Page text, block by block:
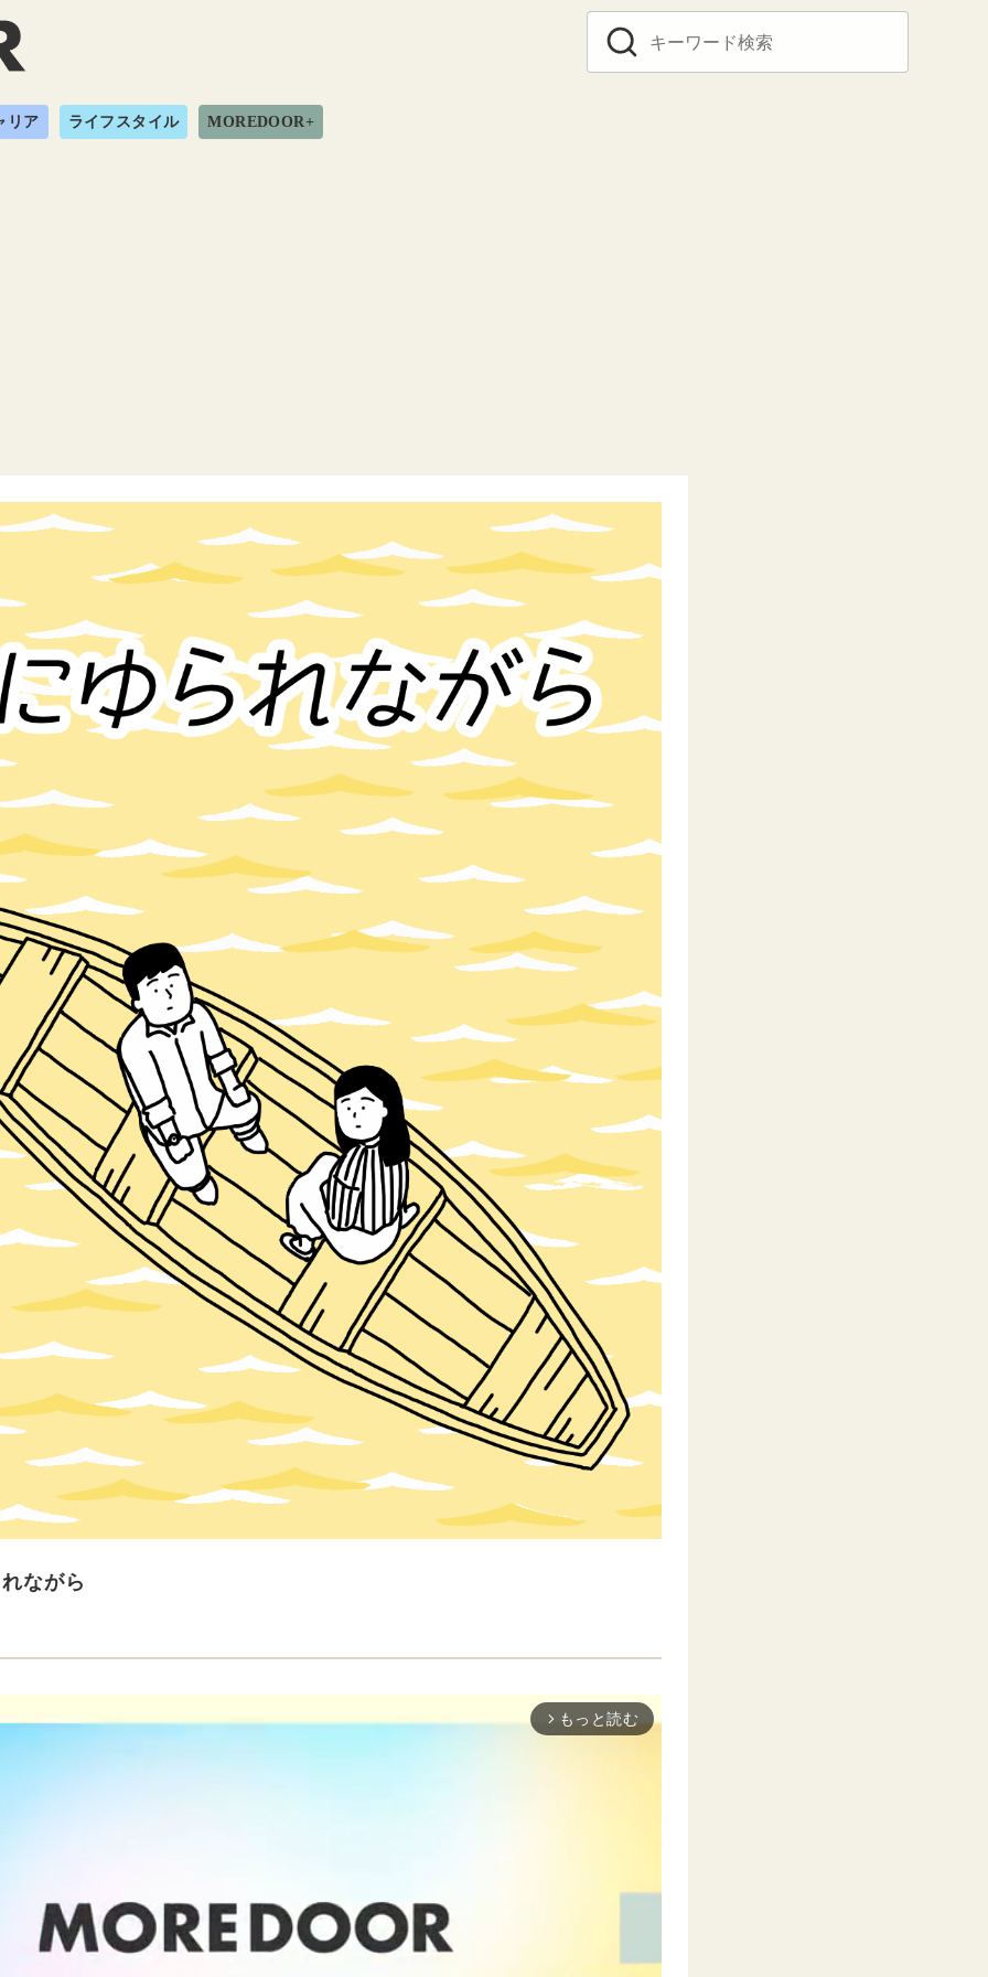
リア ライフスタイル MOREDOOR+
ながら
arrow_forward_ios もっと読む